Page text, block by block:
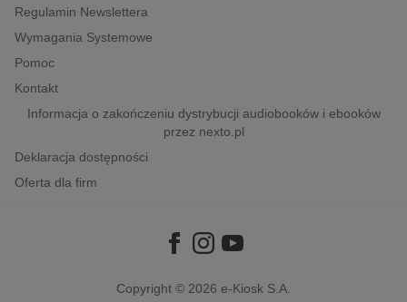
popularno-naukowe
historia
Regulamin Newslettera
Wymagania Systemowe
Pomoc
Kontakt
Informacja o zakończeniu dystrybucji audiobooków i ebooków
przez nexto.pl
Deklaracja dostępności
Oferta dla firm
Copyright © 2026 e-Kiosk S.A.